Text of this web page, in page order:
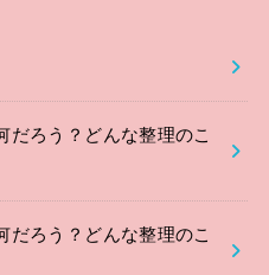
だろう？どんな整理のこ
だろう？どんな整理のこ